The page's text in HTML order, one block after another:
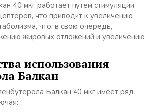
40 мкг работает путем стимуляции
что приводит к увеличению
что, в свою очередь,
жировых отложений и увеличению
использования
Балкан
Балкан 40 мкг имеет ряд